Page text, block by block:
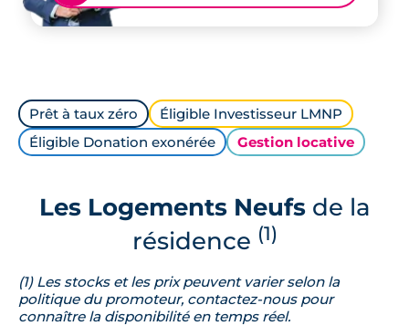
Prêt à taux zéro
Éligible Investisseur LMNP
Éligible Donation exonérée
Gestion locative
Les Logements Neufsde la
résidence (1)
(1) Les stocks et les prix peuvent varier selon la
politique du promoteur, contactez-nous pour
connaître la disponibilité en temps réel.